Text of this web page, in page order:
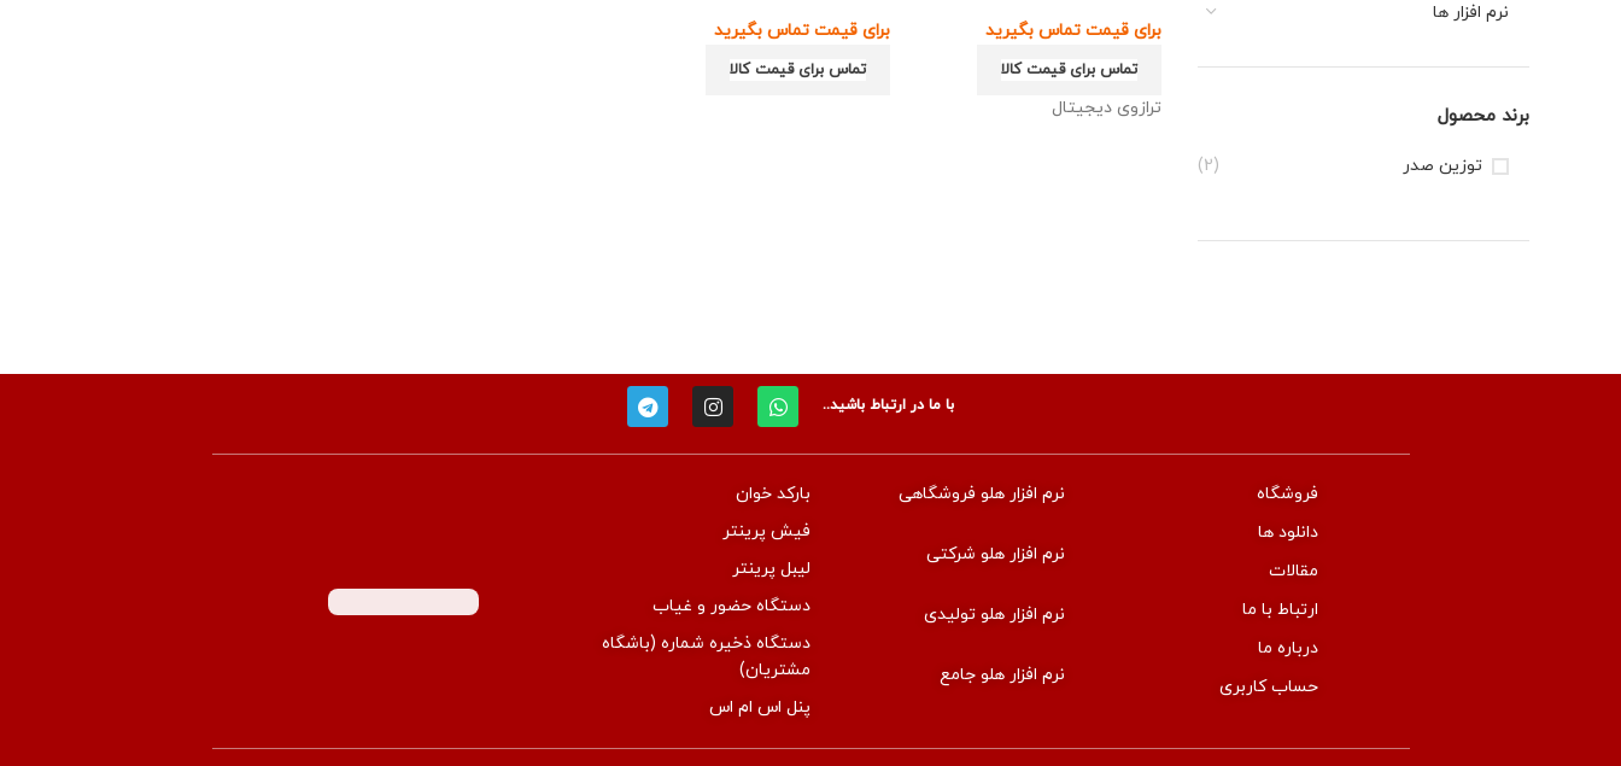
نرم افزار ها
برند محصول
توزین صدر (2)
تماس برای قیمت کالا تماس برای قیمت کالا
ترازوی دیجیتال
با ما در ارتباط باشید..
فروشگاه
دانلود ها
مقالات
ارتباط با ما
درباره ما
حساب کاربری
نرم افزار هلو فروشگاهی
نرم افزار هلو شرکتی
نرم افزار هلو تولیدی
نرم افزار هلو جامع
بارکد خوان
فیش پرینتر
لیبل پرینتر
دستگاه حضور و غیاب
دستگاه ذخیره شماره (باشگاه
مشتریان)
پنل اس ام اس